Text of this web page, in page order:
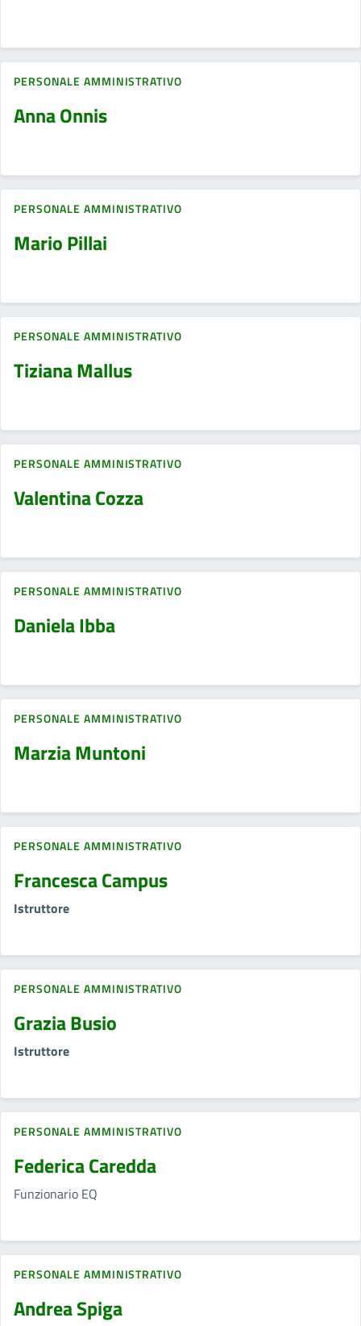
PERSONALE AMMINISTRATIVO
Anna Onnis
PERSONALE AMMINISTRATIVO
Mario Pillai
PERSONALE AMMINISTRATIVO
Tiziana Mallus
PERSONALE AMMINISTRATIVO
Valentina Cozza
PERSONALE AMMINISTRATIVO
Daniela Ibba
PERSONALE AMMINISTRATIVO
Marzia Muntoni
PERSONALE AMMINISTRATIVO
Francesca Campus
Istruttore
PERSONALE AMMINISTRATIVO
Grazia Busio
Istruttore
PERSONALE AMMINISTRATIVO
Federica Caredda
Funzionario EQ
PERSONALE AMMINISTRATIVO
Andrea Spiga